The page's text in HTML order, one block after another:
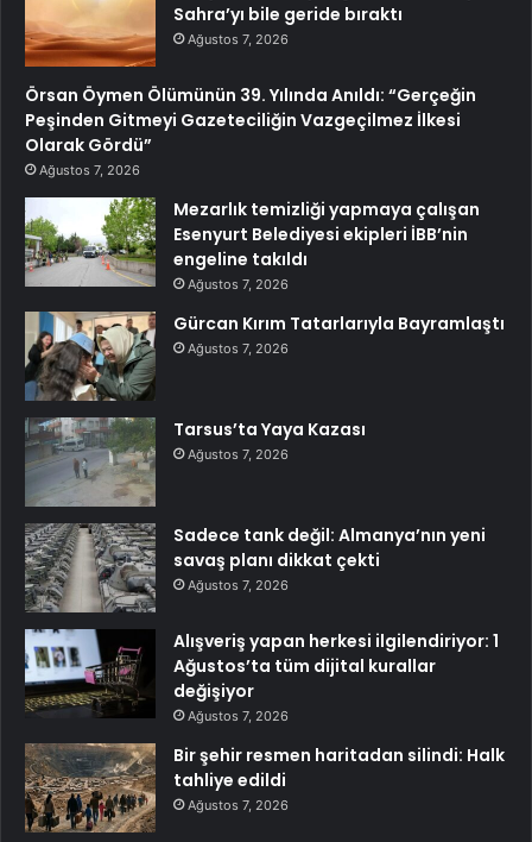
Sahra’yı bile geride bıraktı
Ağustos 7, 2026
Örsan Öymen Ölümünün 39. Yılında Anıldı: “Gerçeğin
Peşinden Gitmeyi Gazeteciliğin Vazgeçilmez İlkesi
Olarak Gördü”
Ağustos 7, 2026
Mezarlık temizliği yapmaya çalışan
Esenyurt Belediyesi ekipleri İBB’nin
engeline takıldı
Ağustos 7, 2026
Gürcan Kırım Tatarlarıyla Bayramlaştı
Ağustos 7, 2026
Tarsus’ta Yaya Kazası
Ağustos 7, 2026
Sadece tank değil: Almanya’nın yeni
savaş planı dikkat çekti
Ağustos 7, 2026
Alışveriş yapan herkesi ilgilendiriyor: 1
Ağustos’ta tüm dijital kurallar
değişiyor
Ağustos 7, 2026
Bir şehir resmen haritadan silindi: Halk
tahliye edildi
Ağustos 7, 2026